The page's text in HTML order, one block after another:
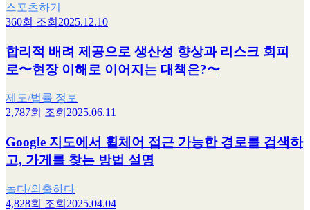
스포츠하기
360회 조회 2025.12.10
합리적 배려 제공으로 생산성 향상과 리스크 회피
로〜현장 이해로 이어지는 대책은?〜
제도/법률 정보
2,787회 조회 2025.06.11
Google 지도에서 휠체어 접근 가능한 경로를 검색하
고, 가게를 찾는 방법 설명
놀다/외출하다
4,828회 조회 2025.04.04